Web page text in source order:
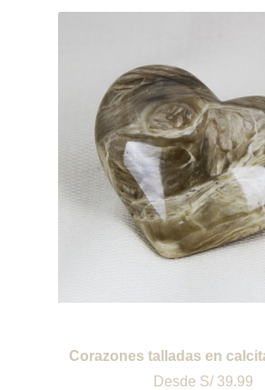
Corazones talladas en
Desde S/ 39.99